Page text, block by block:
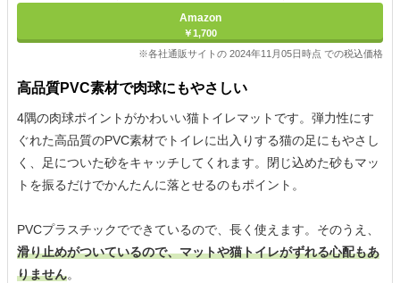
Amazon
￥1,700
※各社通販サイトの 2024年11月05日時点 での税込価格
高品質PVC素材で肉球にもやさしい
4隅の肉球ポイントがかわいい猫トイレマットです。弾力性にす
ぐれた高品質のPVC素材でトイレに出入りする猫の足にもやさし
く、足についた砂をキャッチしてくれます。閉じ込めた砂もマッ
トを振るだけでかんたんに落とせるのもポイント。
PVCプラスチックでできているので、長く使えます。そのうえ、
滑り止めがついているので、マットや猫トイレがずれる心配もあ
りません。